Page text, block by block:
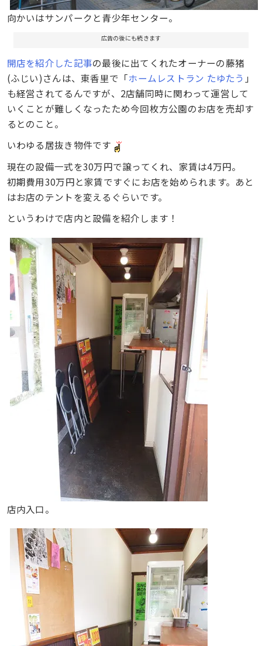
向かいはサンパークと青少年センター。
広告の後にも続きます
開店を紹介した記事の最後に出てくれたオーナーの藤猪
(ふじい)さんは、東香里で「ホームレストラン たゆたう 」
も経営されてるんですが、2店舗同時に関わって運営して
いくことが難しくなったため今回枚方公園のお店を売却す
るとのこと。
いわゆる居抜き物件です
現在の設備一式を30万円で譲ってくれ、家賃は4万円。
初期費用30万円と家賃ですぐにお店を始められます。あと
はお店のテントを変えるぐらいです。
というわけで店内と設備を紹介します！
店内入口。